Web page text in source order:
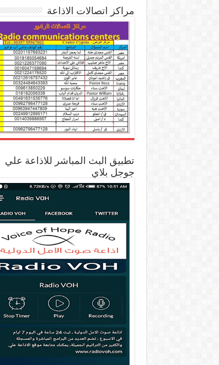
مراكز اتصالات الاذاعة
تطبيق البث المباشر للاذاعة علي
جوجل بلاي